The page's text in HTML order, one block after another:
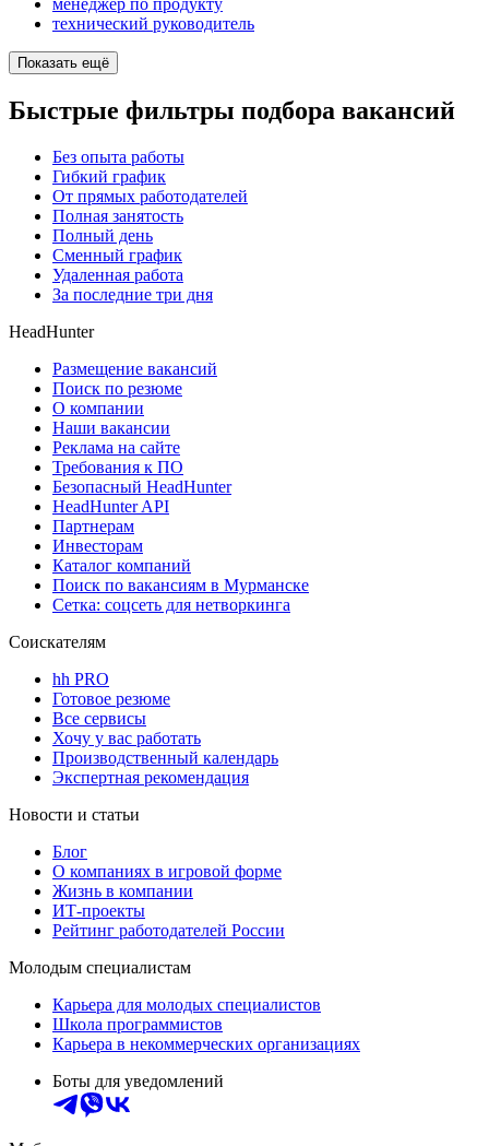
менеджер по продукту
технический руководитель
Показать ещё
Быстрые фильтры подбора вакансий
Без опыта работы
Гибкий график
От прямых работодателей
Полная занятость
Полный день
Сменный график
Удаленная работа
За последние три дня
HeadHunter
Размещение вакансий
Поиск по резюме
О компании
Наши вакансии
Реклама на сайте
Требования к ПО
Безопасный HeadHunter
HeadHunter API
Партнерам
Инвесторам
Каталог компаний
Поиск по вакансиям в Мурманске
Сетка: соцсеть для нетворкинга
Соискателям
hh PRO
Готовое резюме
Все сервисы
Хочу у вас работать
Производственный календарь
Экспертная рекомендация
Новости и статьи
Блог
О компаниях в игровой форме
Жизнь в компании
ИТ-проекты
Рейтинг работодателей России
Молодым специалистам
Карьера для молодых специалистов
Школа программистов
Карьера в некоммерческих организациях
Боты для уведомлений